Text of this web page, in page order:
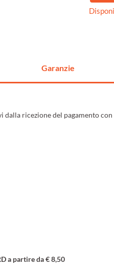
Garanzie
ricezione del pagamento
a partire da € 8,50